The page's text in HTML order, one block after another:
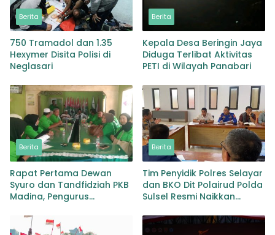
Berita
750 Tramadol dan 1.35
Hexymer Disita Polisi di
Neglasari
Berita
Kepala Desa Beringin Jaya
Diduga Terlibat Aktivitas
PETI di Wilayah Panabari
Berita
Rapat Pertama Dewan
Syuro dan Tandfidziah PKB
Madina, Pengurus
adalah Tokoh
Berita
Tim Penyidik Polres Selayar
dan BKO Dit Polairud Polda
Sulsel Resmi Naikkan
Tahap Penyidikan